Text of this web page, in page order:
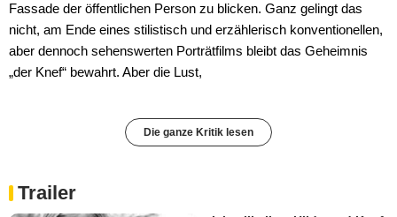
Fassade der öffentlichen Person zu blicken. Ganz gelingt das
nicht, am Ende eines stilistisch und erzählerisch konventionellen,
aber dennoch sehenswerten Porträtfilms bleibt das Geheimnis
„der Knef“ bewahrt. Aber die Lust,
Die ganze Kritik lesen
Trailer